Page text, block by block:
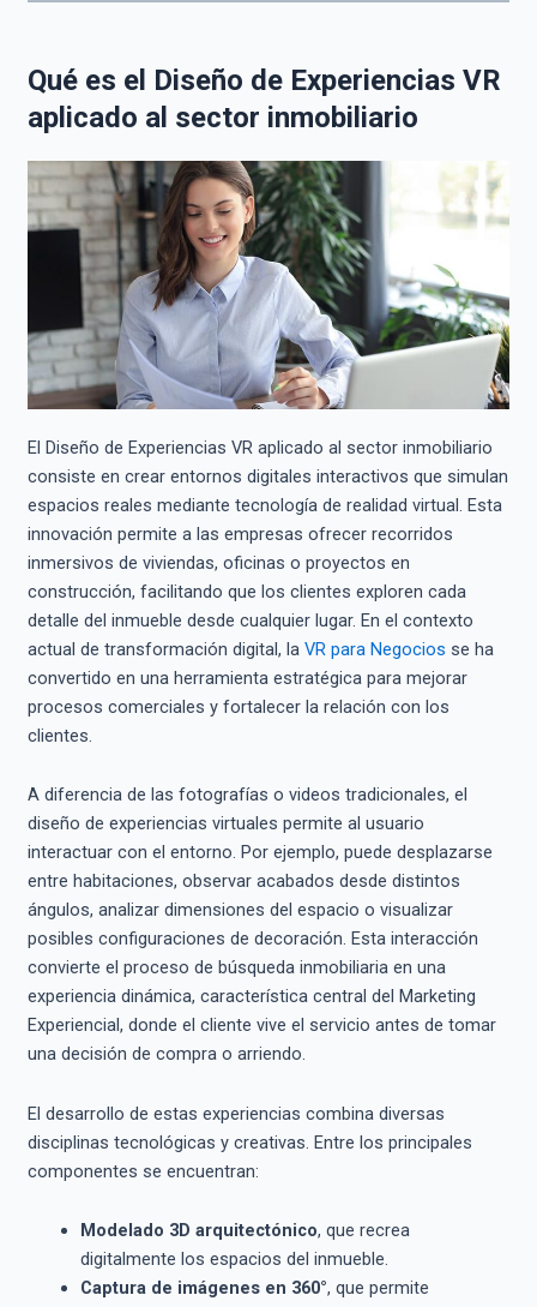
Qué es el Diseño de Experiencias VR
aplicado al sector inmobiliario
El Diseño de Experiencias VR aplicado al sector inmobiliario
consiste en crear entornos digitales interactivos que simulan
espacios reales mediante tecnología de realidad virtual. Esta
innovación permite a las empresas ofrecer recorridos
inmersivos de viviendas, oficinas o proyectos en
construcción, facilitando que los clientes exploren cada
detalle del inmueble desde cualquier lugar. En el contexto
actual de transformación digital, la VR para Negocios se ha
convertido en una herramienta estratégica para mejorar
procesos comerciales y fortalecer la relación con los
clientes.
A diferencia de las fotografías o videos tradicionales, el
diseño de experiencias virtuales permite al usuario
interactuar con el entorno. Por ejemplo, puede desplazarse
entre habitaciones, observar acabados desde distintos
ángulos, analizar dimensiones del espacio o visualizar
posibles configuraciones de decoración. Esta interacción
convierte el proceso de búsqueda inmobiliaria en una
experiencia dinámica, característica central del Marketing
Experiencial, donde el cliente vive el servicio antes de tomar
una decisión de compra o arriendo.
El desarrollo de estas experiencias combina diversas
disciplinas tecnológicas y creativas. Entre los principales
componentes se encuentran:
Modelado 3D arquitectónico, que recrea
digitalmente los espacios del inmueble.
Captura de imágenes en 360°, que permite